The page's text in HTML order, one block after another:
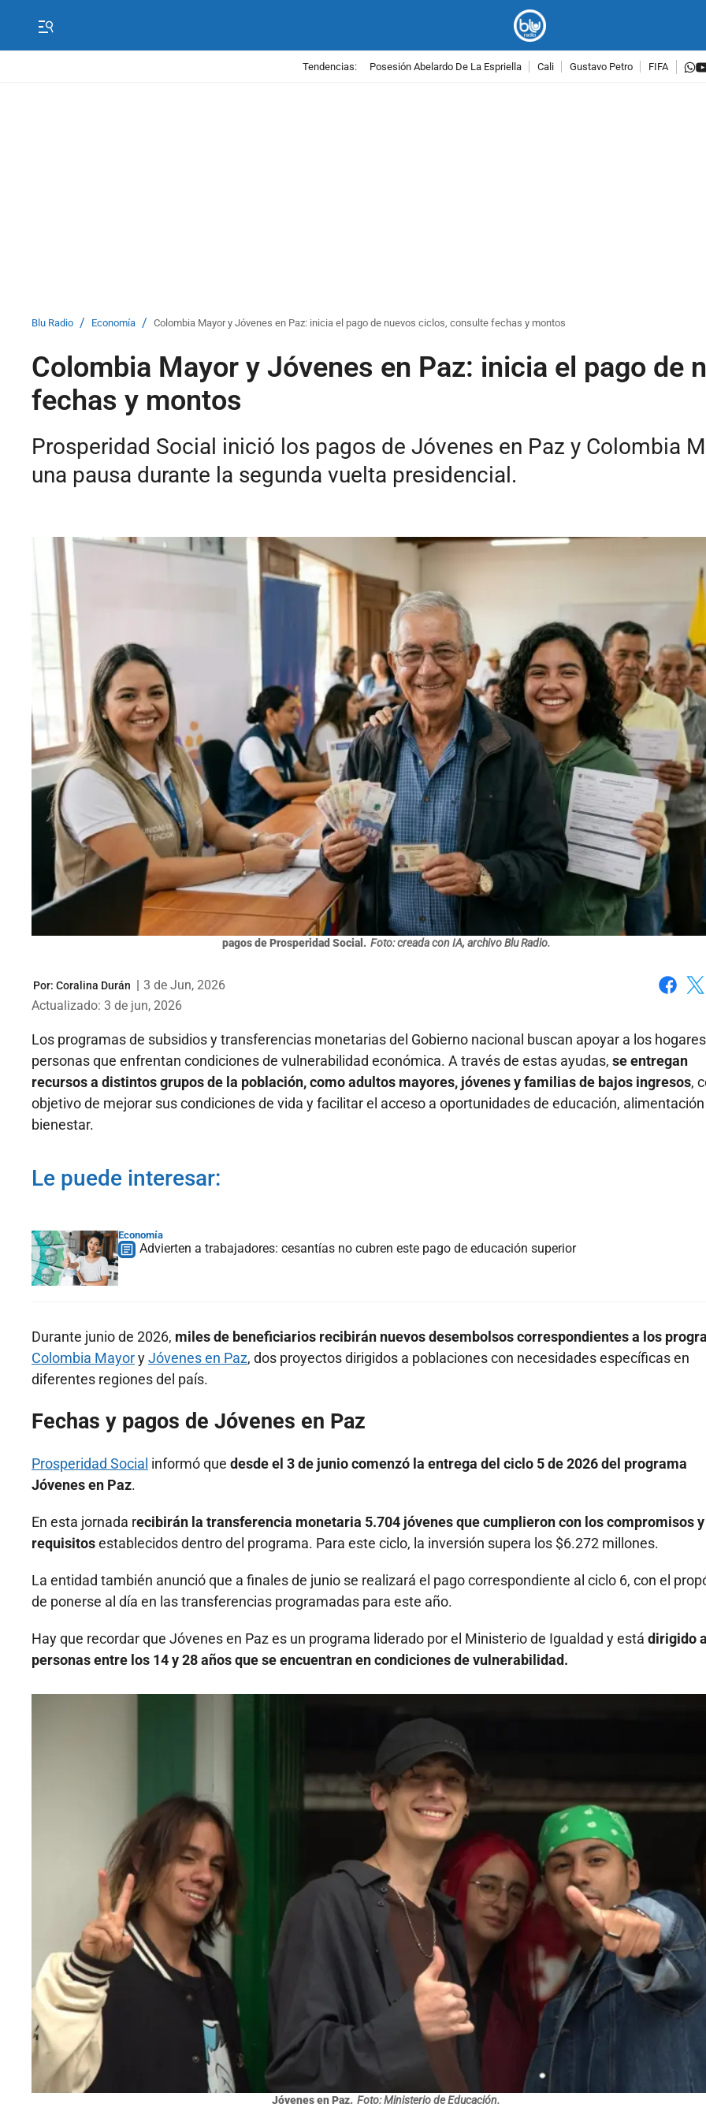
Tendencias: Posesión Abelardo De La Espriella Cali Gustavo Petro FIFA
Blu Radio / Economía / Colombia Mayor y Jóvenes en Paz: inicia el pago de nuevos ciclos, consulte fechas y montos
Colombia Mayor y Jóvenes en Paz: inicia el pago de
fechas y montos
Prosperidad Social inició los pagos de Jóvenes en Paz y Colombia
una pausa durante la segunda vuelta presidencial.
pagos de Prosperidad Social. Foto: creada con IA, archivo Blu Radio.
Por: Coralina Durán | 3 de Jun, 2026
Actualizado: 3 de jun, 2026
Los programas de subsidios y transferencias monetarias del Gobierno nacional buscan apoyar a los
personas que enfrentan condiciones de vulnerabilidad económica. A través de estas ayudas, se entregan
recursos a distintos grupos de la población, como adultos mayores, jóvenes y familias de bajos ingresos,
objetivo de mejorar sus condiciones de vida y facilitar el acceso a oportunidades de educación,
bienestar.
Le puede interesar:
Economía
Advierten a trabajadores: cesantías no cubren este pago de educación superior
Durante junio de 2026, miles de beneficiarios recibirán nuevos desembolsos correspondientes a los
Colombia MayoryJóvenes en Paz, dos proyectos dirigidos a poblaciones con necesidades específicas en
diferentes regiones del país.
Fechas y pagos de Jóvenes en Paz
Prosperidad Social informó que desde el 3 de junio comenzó la entrega del ciclo 5 de 2026 del programa
Jóvenes en Paz.
En esta jornada recibirán la transferencia monetaria 5.704 jóvenes que cumplieron con los compromisos y
requisitosestablecidos dentro del programa. Para este ciclo, la inversión supera los $6.272 millones.
La entidad también anunció que a finales de junio se realizará el pago correspondiente al ciclo 6, con el
de ponerse al día en las transferencias programadas para este año.
Hay que recordar que Jóvenes en Paz es un programa liderado por el Ministerio de Igualdad y está dirigido a
personas entre los 14 y 28 años que se encuentran en condiciones de vulnerabilidad.
Jóvenes en Paz. Foto: Ministerio de Educación.